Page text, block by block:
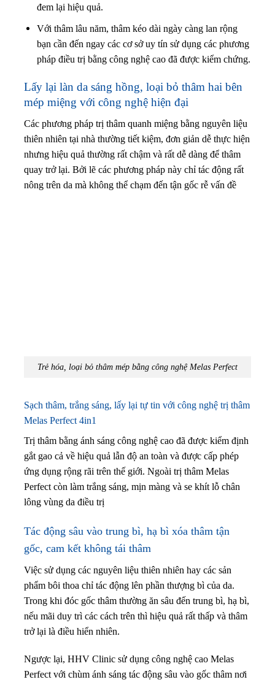
đem lại hiệu quả.
Với thâm lâu năm, thâm kéo dài ngày càng lan rộng
bạn cần đến ngay các cơ sở uy tín sử dụng các phương
pháp điều trị bằng công nghệ cao đã được kiểm chứng.
Lấy lại làn da sáng hồng, loại bỏ thâm hai bên
mép miệng với công nghệ hiện đại
Các phương pháp trị thâm quanh miệng bằng nguyên liệu
thiên nhiên tại nhà thường tiết kiệm, đơn giản dễ thực hiện
nhưng hiệu quả thường rất chậm và rất dễ dàng để thâm
quay trở lại. Bởi lẽ các phương pháp này chỉ tác động rất
nông trên da mà không thể chạm đến tận gốc rễ vấn đề
Trẻ hóa, loại bỏ thâm mép bằng công nghệ Melas Perfect
Sạch thâm, trắng sáng, lấy lại tự tin với công nghệ trị thâm
Melas Perfect 4in1
Trị thâm bằng ánh sáng công nghệ cao đã được kiểm định
gắt gao cả về hiệu quả lẫn độ an toàn và được cấp phép
ứng dụng rộng rãi trên thế giới. Ngoài trị thâm Melas
Perfect còn làm trắng sáng, mịn màng và se khít lỗ chân
lông vùng da điều trị
Tác động sâu vào trung bì, hạ bì xóa thâm tận
gốc, cam kết không tái thâm
Việc sử dụng các nguyên liệu thiên nhiên hay các sản
phẩm bôi thoa chỉ tác động lên phần thượng bì của da.
Trong khi đóc gốc thâm thường ăn sâu đến trung bì, hạ bì,
nếu mãi duy trì các cách trên thì hiệu quả rất thấp và thâm
trở lại là điều hiển nhiên.
Ngược lại, HHV Clinic sử dụng công nghệ cao Melas
Perfect với chùm ánh sáng tác động sâu vào gốc thâm nơi